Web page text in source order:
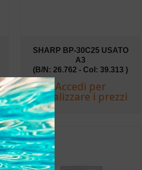
SHARP BP-30C25 USATO
A3
(B/N: 26.762 - Col: 39.313 )
Accedi per
visualizzare i prezzi